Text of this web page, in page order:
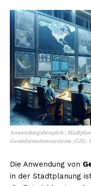
Anwendungsbeispiele:
Geoinformationssysteme
Die Anwendung von
in der Stadtplanung